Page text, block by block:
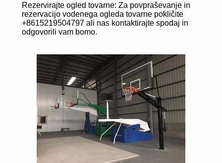
Rezervirajte ogled tovarne: Za povpraševanje in
rezervacijo vodenega ogleda tovarne pokličite
+8615219504797 ali nas kontaktirajte spodaj in
odgovorili vam bomo.